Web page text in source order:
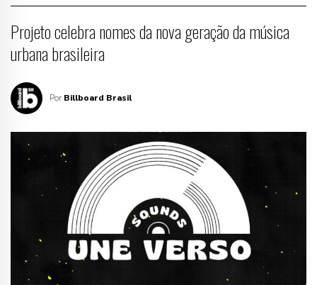
Projeto celebra nomes da nova geração da música
urbana brasileira
Por Billboard Brasil